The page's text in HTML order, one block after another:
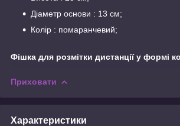
Діаметр основи : 13 см;
Колір : помаранчевий;
Фішка для розмітки дистанції у формі
Приховати
Характеристики